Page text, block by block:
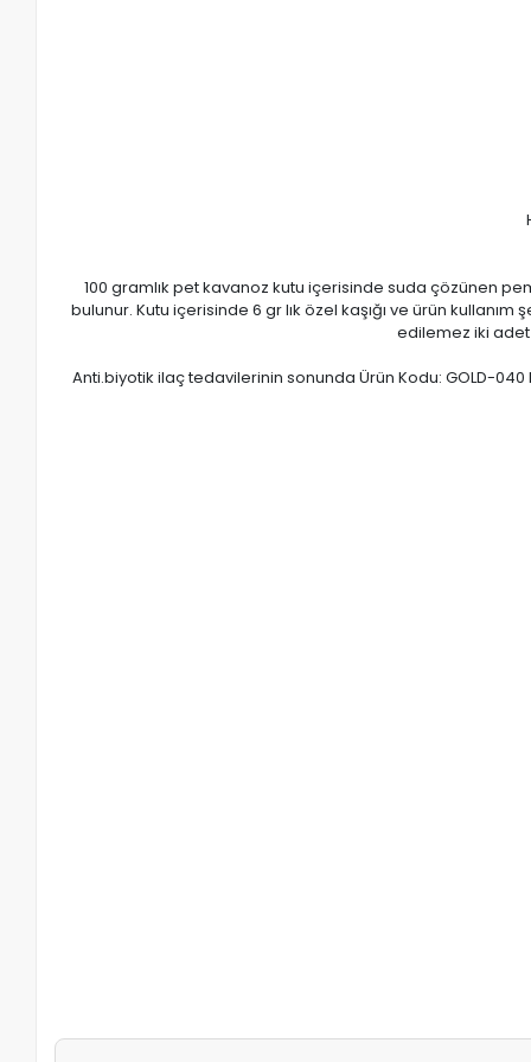
100 gramlık pet kavanoz kutu içerisinde suda çözünen
bulunur. Kutu içerisinde 6 gr lık özel kaşığı ve ürün
edilemez iki
Anti.biyotik ilaç tedavilerinin sonunda Ürün Kodu: GOLD-040